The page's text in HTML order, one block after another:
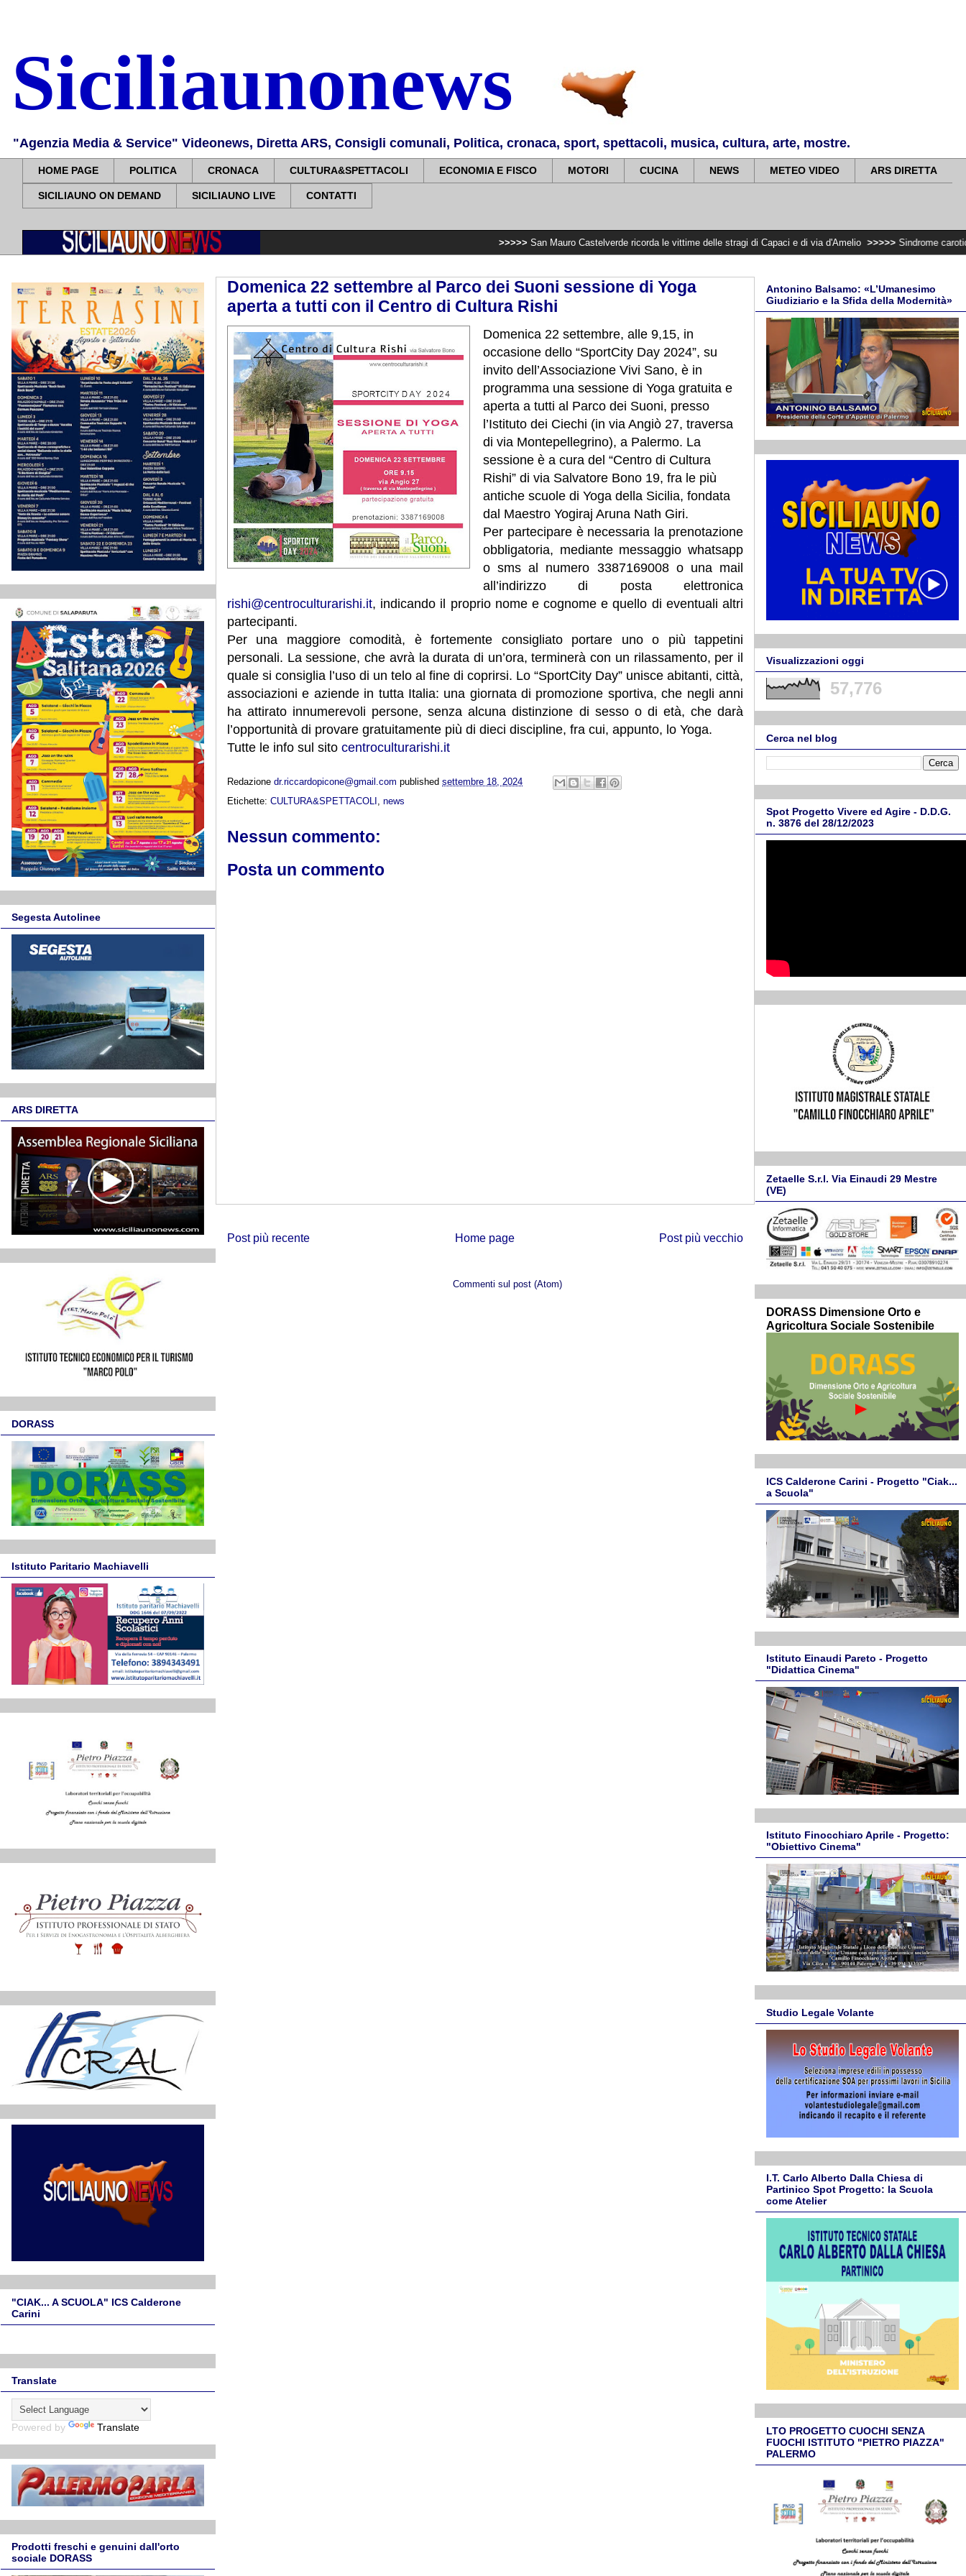
Siciliaunonews
"Agenzia Media & Service" Videonews, Diretta ARS, Consigli comunali, Politica, cronaca, sport, spettacoli, musica, cultura, arte, mostre.
HOME PAGE POLITICA CRONACA CULTURA&SPETTACOLI ECONOMIA E FISCO MOTORI CUCINA NEWS METEO VIDEO ARS DIRETTA
SICILIAUNO ON DEMAND SICILIAUNO LIVE CONTATTI
San Mauro Castelverde ricorda le vittime delle stragi di Capaci e di via d'Amelio >>>>> Sindrome carotidea cronica:
Domenica 22 settembre al Parco dei Suoni sessione di Yoga
aperta a tutti con il Centro di Cultura Rishi
Domenica 22 settembre, alle 9,15, in
occasione dello “SportCity Day 2024”, su
invito dell’Associazione Vivi Sano, è in
programma una sessione di Yoga gratuita e
aperta a tutti al Parco dei Suoni, presso
l’Istituto dei Ciechi (in via Angiò 27, traversa
di via Montepellegrino), a Palermo. La
sessione è a cura del “Centro di Cultura
Rishi” di via Salvatore Bono 19, fra le più
antiche scuole di Yoga della Sicilia, fondata
dal Maestro Yogiraj Aruna Nath Giri.
Per partecipare è necessaria la prenotazione
obbligatoria, mediante messaggio whatsapp
o sms al numero 3387169008 o una mail
all’indirizzo di posta elettronica
rishi@centroculturarishi.it, indicando il proprio nome e cognome e quello di eventuali altri
partecipanti.
Per una maggiore comodità, è fortemente consigliato portare uno o più tappetini
personali. La sessione, che avrà la durata di un’ora, terminerà con un rilassamento, per il
quale si consiglia l’uso di un telo al fine di coprirsi. Lo “SportCity Day” unisce abitanti, città,
associazioni e aziende in tutta Italia: una giornata di promozione sportiva, che negli anni
ha attirato innumerevoli persone, senza alcuna distinzione di sesso o di età, che darà
l’opportunità di provare gratuitamente più di dieci discipline, fra cui, appunto, lo Yoga.
Tutte le info sul sito centroculturarishi.it
Redazione dr.riccardopicone@gmail.com published settembre 18, 2024
Etichette: CULTURA&SPETTACOLI news
Nessun commento:
Posta un commento
Post più recente Post più vecchio
Home page
Commenti sul post (Atom)
Segesta Autolinee
ARS DIRETTA
DORASS
Istituto Paritario Machiavelli
"CIAK... A SCUOLA" ICS Calderone
Carini
Translate
Powered by Translate
Prodotti freschi e genuini dall'orto
sociale DORASS
Antonino Balsamo: «L’Umanesimo
Giudiziario e la Sfida della Modernità»
Visualizzazioni oggi
57,776
Cerca nel blog
Spot Progetto Vivere ed Agire - D.D.G.
n. 3876 del 28/12/2023
Zetaelle S.r.l. Via Einaudi 29 Mestre
(VE)
DORASS Dimensione Orto e
Agricoltura Sociale Sostenibile
ICS Calderone Carini - Progetto "Ciak...
a Scuola"
Istituto Einaudi Pareto - Progetto
"Didattica Cinema"
Istituto Finocchiaro Aprile - Progetto:
"Obiettivo Cinema"
Studio Legale Volante
I.T. Carlo Alberto Dalla Chiesa di
Partinico Spot Progetto: la Scuola
come Atelier
LTO PROGETTO CUOCHI SENZA
FUOCHI ISTITUTO "PIETRO PIAZZA"
PALERMO